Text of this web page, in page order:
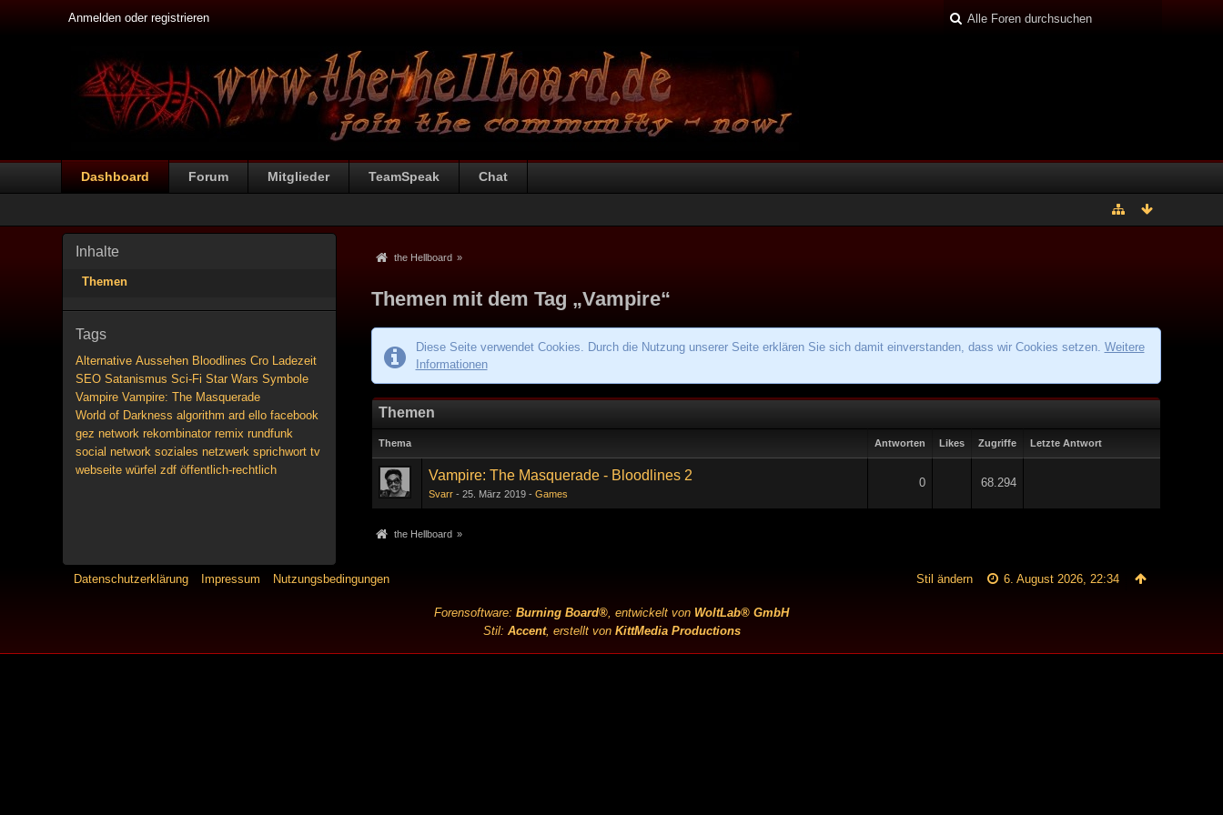
Anmelden oder registrieren
Dashboard Forum Mitglieder TeamSpeak Chat
Inhalte
Themen
Tags
Alternative Aussehen Bloodlines Cro Ladezeit
SEO Satanismus Sci-Fi Star Wars Symbole
Vampire Vampire: The Masquerade
World of Darkness algorithm ard ello facebook
gez network rekombinator remix rundfunk
social network soziales netzwerk sprichwort tv
webseite würfel zdf öffentlich-rechtlich
the Hellboard »
Themen mit dem Tag „Vampire“
Diese Seite verwendet Cookies. Durch die Nutzung unserer Seite erklären Sie sich damit einverstanden, dass wir Cookies setzen. Weitere
Informationen
Themen
Thema Antworten Likes Zugriffe Letzte Antwort
Vampire: The Masquerade - Bloodlines 2
Svarr 25. März 2019 Games
0 68.294
the Hellboard »
Datenschutzerklärung Impressum Nutzungsbedingungen 6. August 2026, 22:34
Stil ändern
Forensoftware: Burning Board®, entwickelt von WoltLab® GmbH
Stil: Accent, erstellt von KittMedia Productions